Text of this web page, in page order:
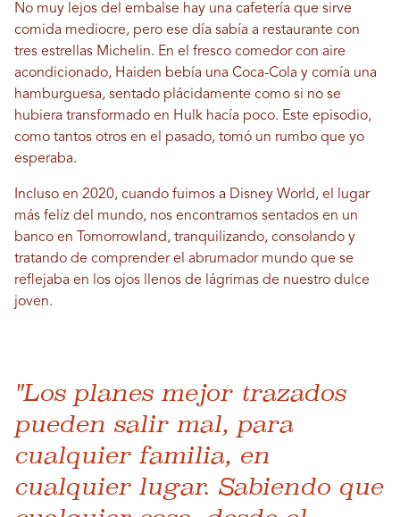
No muy lejos del embalse hay una cafetería que sirve
comida mediocre, pero ese día sabía a restaurante con
tres estrellas Michelin. En el fresco comedor con aire
acondicionado, Haiden bebía una Coca-Cola y comía una
hamburguesa, sentado plácidamente como si no se
hubiera transformado en Hulk hacía poco. Este episodio,
como tantos otros en el pasado, tomó un rumbo que yo
esperaba.
Incluso en 2020, cuando fuimos a Disney World, el lugar
más feliz del mundo, nos encontramos sentados en un
banco en Tomorrowland, tranquilizando, consolando y
tratando de comprender el abrumador mundo que se
reflejaba en los ojos llenos de lágrimas de nuestro dulce
joven.
"Los planes mejor trazados
pueden salir mal, para
cualquier familia, en
cualquier lugar. Sabiendo que